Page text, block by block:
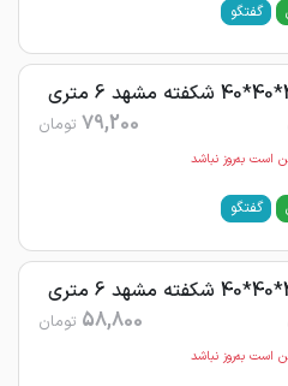
گفتگو
79,200 تومان
است به‌روز نباشد
گفتگو
58,800 تومان
است به‌روز نباشد